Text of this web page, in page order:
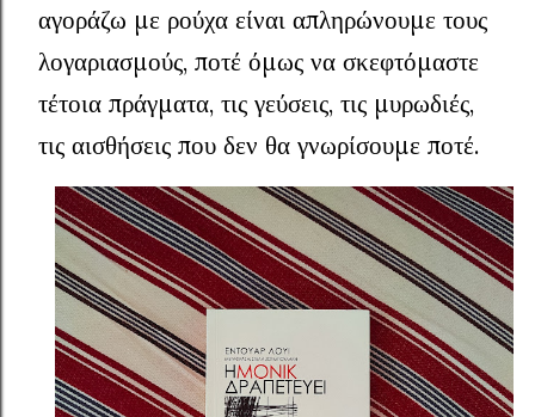
αγοράζω με ρούχα είναι απληρώνουμε τους
λογαριασμούς, ποτέ όμως να σκεφτόμαστε
τέτοια πράγματα, τις γεύσεις, τις μυρωδιές,
τις αισθήσεις που δεν θα γνωρίσουμε ποτέ.